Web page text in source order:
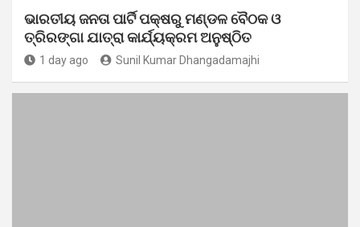
ଭାରତୀୟ ଜନତା ପାର୍ଟି ପକ୍ଷରୁ ମଣ୍ଡଳ ବୈଠକ ଓ
ତ୍ରିରଙ୍ଗା ଯାତ୍ରା କାର୍ଯ୍ୟକ୍ରମ ଅନୁଷ୍ଠିତ
1 day ago Sunil Kumar Dhangadamajhi